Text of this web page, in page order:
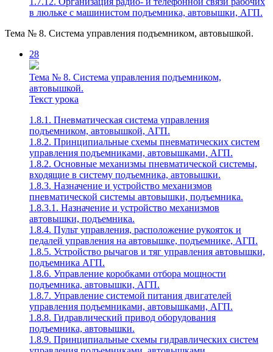
в люльке с машинистом подъемника, автовышки, АГП.
Тема № 8. Система управления подъемником, автовышкой.
28
Тема № 8. Система управления подъемником,
автовышкой.
Текст урока
1.8.1. Пневматическая система управления
подъемником, автовышкой, АГП.
1.8.2. Принципиальные схемы пневматических систем
управления подъемниками, автовышками, АГП.
1.8.2. Основные механизмы пневматической системы,
входящие в систему подъемника, автовышки.
1.8.3. Назначение и устройство механизмов
пневматической системы автовышки, подъемника.
1.8.3.1. Назначение и устройство механизмов
автовышки, подъемника.
1.8.4. Пульт управления, расположение рукояток и
педалей управления на автовышке, подъемнике, АГП.
1.8.5. Устройство рычагов и тяг управления автовышки,
подъемника АГП.
1.8.6. Управление коробками отбора мощности
подъемника, автовышки, АГП.
1.8.7. Управление системой питания двигателей
управления подъемниками, автовышками, АГП.
1.8.8. Гидравлический привод оборудования
подъемника, автовышки.
1.8.9. Принципиальные схемы гидравлических систем